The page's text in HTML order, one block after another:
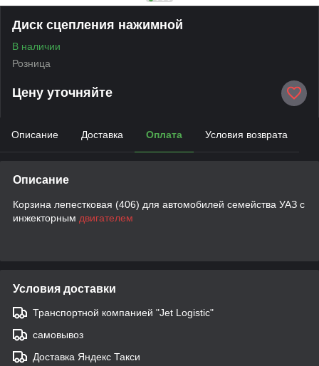
Диск сцепления нажимной
В наличии
Розница
Цену уточняйте
Описание Доставка Оплата Условия возврата
Описание
Корзина лепестковая (406) для автомобилей семейства УАЗ с
инжекторным двигателем
Условия доставки
Транспортной компанией "Jet Logistic"
самовывоз
Доставка Яндекс Такси